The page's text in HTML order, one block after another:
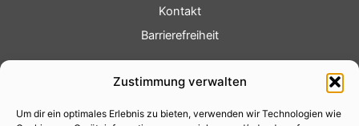
Zustimmung verwalten
Um dir ein optimales Erlebnis zu bieten, verwenden wir Technologien wie
Kontakt
Barrierefreiheit
Fotoservice
Videoservice